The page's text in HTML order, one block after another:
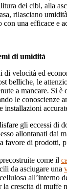
dei cibi, alla
rilasciano
con una efficace e
di umidità
di velocità ed
belliche, le
a mancare. Si è
le conoscienze
installazioni
gli eccessi di
allontanati dai
favore di prodotti,
come il
da asciugare una
all’interno
la crescita di muffe